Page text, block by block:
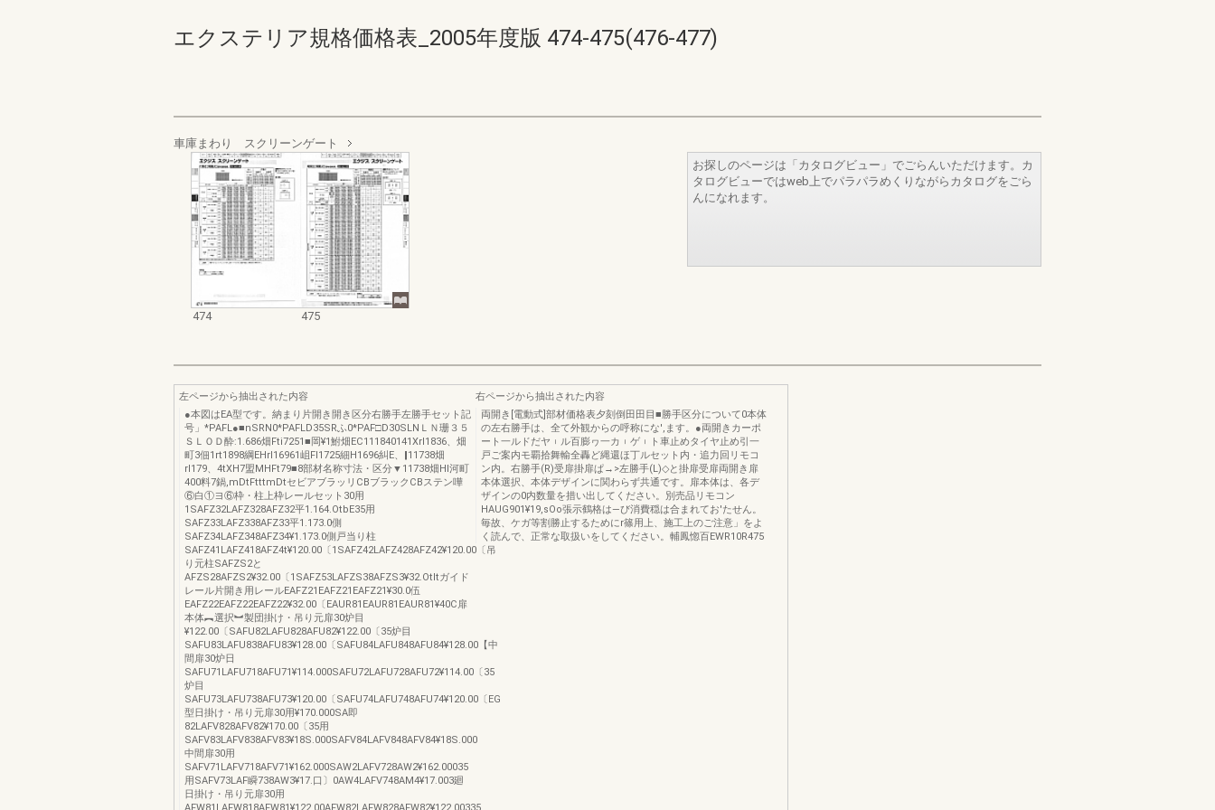
エクステリア規格価格表_2005年度版 474-475(476-477)
車庫まわり スクリーンゲート
474 475
お探しのページは「カタログビュー」でごらんいただけます。カ
タログビューではweb上でパラパラめくりながらカタログをごら
んになれます。
左ページから抽出された内容
●本図はEA型です。納まり片開き開き区分右勝手左勝手セット記
号」*PAFL●■nSRN0*PAFLD35SRふ0*PAF□D30SLNＬＮ珊３５
ＳＬＯＤ酔:1.686畑Fti7251■岡¥1鮒畑EC111840141Xrl1836、畑
町3佃1rt1898綱EHrl16961岨Fl1725細H1696糾E、‖11738畑
rl179、4tXH7盟MHFt79■8部材名称寸法・区分▼11738畑Hl河町
400料7鍋,mDtFtttmDtセビアブラッリCBブラックCBステン嘩
⑥白①ヨ⑥枠・柱上枠レールセット30用
1SAFZ32LAFZ328AFZ32平1.164.OtbE35用
SAFZ33LAFZ338AFZ33平1.173.0側
SAFZ34LAFZ348AFZ34¥1.173.0側戸当り柱
SAFZ41LAFZ418AFZ4t¥120.00〔1SAFZ42LAFZ428AFZ42¥120.00〔吊
り元柱SAFZS2と
AFZS28AFZS2¥32.00〔1SAFZ53LAFZS38AFZS3¥32.Otltガイド
レール片開き用レールEAFZ21EAFZ21EAFZ21¥30.0伍
EAFZ22EAFZ22EAFZ22¥32.00〔EAUR81EAUR81EAUR81¥40C扉
本体︻選択︼製団掛け・吊り元扉30炉目
¥122.00〔SAFU82LAFU828AFU82¥122.00〔35炉目
SAFU83LAFU838AFU83¥128.00〔SAFU84LAFU848AFU84¥128.00【中
間扉30炉日
SAFU71LAFU718AFU71¥114.000SAFU72LAFU728AFU72¥114.00〔35
炉目
SAFU73LAFU738AFU73¥120.00〔SAFU74LAFU748AFU74¥120.00〔EG
型日掛け・吊り元扉30用¥170.000SA即
82LAFV828AFV82¥170.00〔35用
SAFV83LAFV838AFV83¥18S.000SAFV84LAFV848AFV84¥18S.000
中間扉30用
SAFV71LAFV718AFV71¥162.000SAW2LAFV728AW2¥162.00035
用SAFV73LAF瞬738AW3¥17.口〕0AW4LAFV748AM4¥17.003廻
日掛け・吊り元扉30用
右ページから抽出された内容
両開き[電動式]部材価格表夕刻倒田田目■勝手区分について0本体
の左右勝手は、全て外観からの呼称にな',ます。●両開きカーポ
ート一ルドだヤ︲ル百膨ヮ一カ︲ゲ︲ト車止めタイヤ止め引一
戸ご案内モ覇拾舞輸全轟ど縄還ほ丁ルセット内・追力回リモコ
ン内。右勝手(R)受扉掛扉ぱ→>左勝手(L)◇と掛扉受扉両開き扉
本体選択、本体デザインに関わらず共通です。扉本体は、各デ
ザインの0内数量を措い出してください。別売品リモコン
HAUG901¥19,sOo張示鶴格は―び消費穏は合まれてお'たせん。
毎故、ケガ等割勝止するためにr篠用上、施工上のご注意」をよ
く読んで、正常な取扱いをしてください。輔鳳惚百EWR10R475